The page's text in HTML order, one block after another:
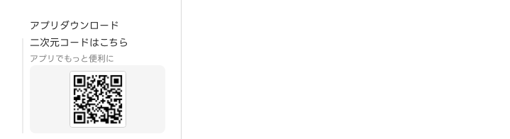
アプリダウンロード
二次元コードはこちら
アプリでもっと便利に